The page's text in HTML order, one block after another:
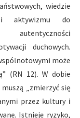
wiedzie
aktywizmu do
autentyczności
duchowych.
może
(RN 12). W dobie
„zmierzyć się
przez kultury i
Istnieje ryzyko,